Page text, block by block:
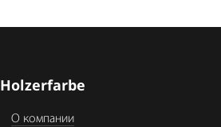
Holzerfarbe
О компании